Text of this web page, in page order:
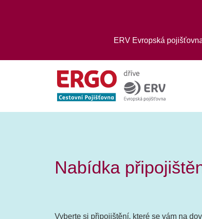
ERV Evropská
Nabídka
Vyberte si připojištění, které se vám na